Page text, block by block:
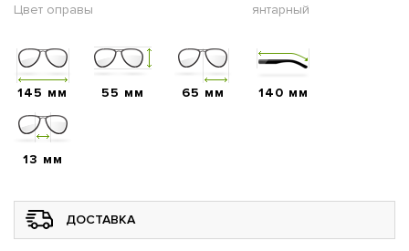
Цвет оправы
янтарный
145 мм 55 мм 65 мм 140 мм
13 мм
ДОСТАВКА